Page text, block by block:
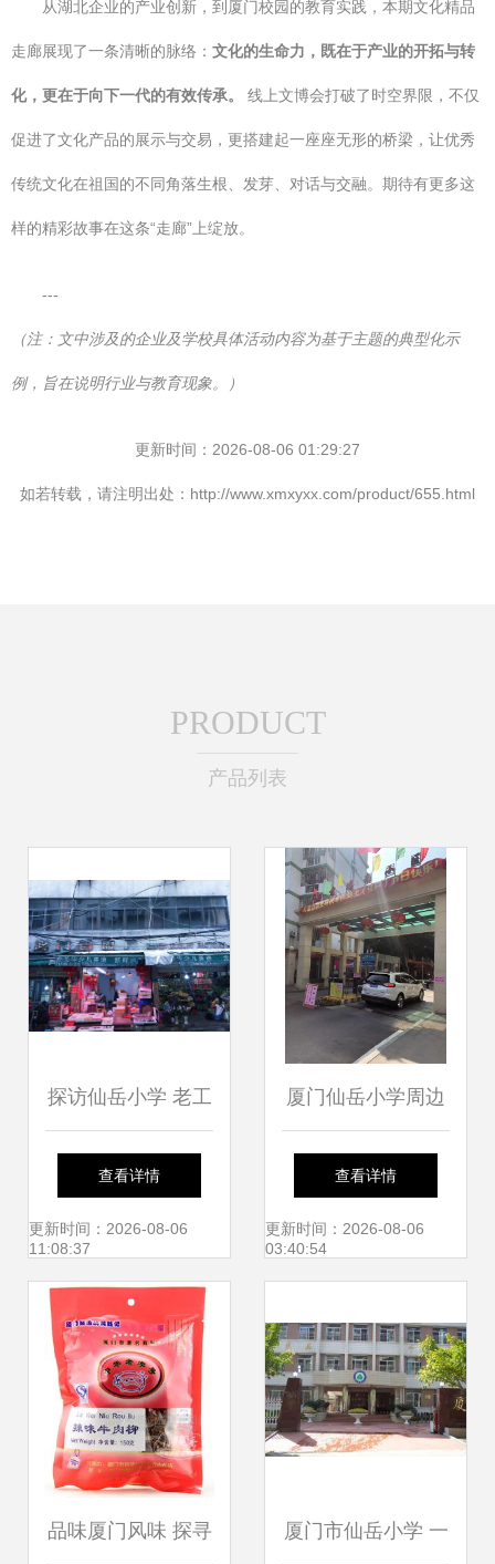
从湖北企业的产业创新，到厦门校园的教育实践，本期文化精品
走廊展现了一条清晰的脉络： 文化的生命力，既在于产业的开拓与转
化，更在于向下一代的有效传承。 线上文博会打破了时空界限，不仅
促进了文化产品的展示与交易，更搭建起一座座无形的桥梁，让优秀
传统文化在祖国的不同角落生根、发芽、对话与交融。期待有更多这
样的精彩故事在这条“走廊”上绽放。
---
（注：文中涉及的企业及学校具体活动内容为基于主题的典型化示
例，旨在说明行业与教育现象。）
更新时间：2026-08-06 01:29:27
如若转载，请注明出处：http://www.xmxyxx.com/product/655.html
PRODUCT
产品列表
探访仙岳小学 老工
厂里，装满了另一
种厦门
查看详情
更新时间：2026-08-06
11:08:37
厦门仙岳小学周边
小区管控升级，租
户与外来人员暂禁
查看详情
更新时间：2026-08-06
03:40:54
品味厦门风味 探寻 厦门市仙岳小学 一